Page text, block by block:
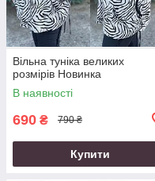
Вільна туніка великих
розмірів Новинка
В наявності
690 ₴ 790 ₴
Купити